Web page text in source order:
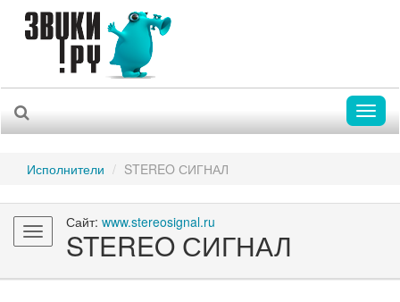
Исполнители STEREO СИГНАЛ
Toggle
navigation
Сайт: www.stereosignal.ru
STEREO СИГНАЛ